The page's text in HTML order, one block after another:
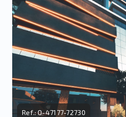
Ref.:O-47177-72730